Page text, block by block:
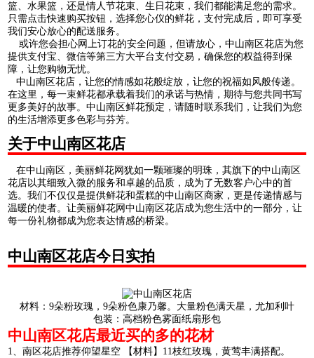
篮、水果篮，还是情人节花束、生日花束，我们都能满足您的需求。
只需点击快速购买按钮，选择您心仪的鲜花，支付完成后，即可享受
我们安心放心的配送服务。
或许您会担心网上订花的安全问题，但请放心，中山南区花店为您
提供支付宝、微信等第三方大平台支付交易，确保您的权益得到保
障，让您购物无忧。
中山南区花店，让您的情感如花般绽放，让您的祝福如风般传递。
在这里，每一束鲜花都承载着我们的承诺与热情，期待与您共同书写
更多美好的故事。中山南区鲜花预定，请随时联系我们，让我们为您
的生活增添更多色彩与芬芳。
关于中山南区花店
在中山南区，美丽鲜花网犹如一颗璀璨的明珠，其旗下的中山南区
花店以其细致入微的服务和卓越的品质，成为了无数客户心中的首
选。我们不仅仅是提供鲜花和蛋糕的中山南区商家，更是传递情感与
温暖的使者。让美丽鲜花网中山南区花店成为您生活中的一部分，让
每一份礼物都成为您表达情感的桥梁。
中山南区花店今日实拍
材料：9朵粉玫瑰，9朵粉色康乃馨。大量粉色满天星，尤加利叶
包装：高档粉色雾面纸扇形包
中山南区花店最近买的多的花材
1、南区花店推荐仰望星空 【材料】11枝红玫瑰，黄莺丰满搭配。